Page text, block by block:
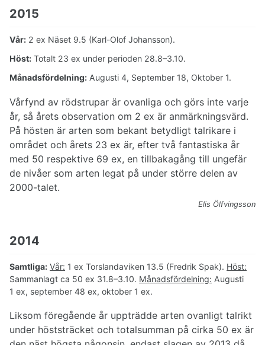
2015
Vår: 2 ex Näset 9.5 (Karl-Olof Johansson).
Höst: Totalt 23 ex under perioden 28.8–3.10.
Månadsfördelning: Augusti 4, September 18, Oktober 1.
Vårfynd av rödstrupar är ovanliga och görs inte varje
år, så årets observation om 2 ex är anmärkningsvärd.
På hösten är arten som bekant betydligt talrikare i
området och årets 23 ex är, efter två fantastiska år
med 50 respektive 69 ex, en tillbakagång till ungefär
de nivåer som arten legat på under större delen av
2000-talet.
Elis Ölfvingsson
2014
Samtliga: Vår: 1 ex Torslandaviken 13.5 (Fredrik Spak). Höst:
Sammanlagt ca 50 ex 31.8–3.10. Månadsfördelning: Augusti
1 ex, september 48 ex, oktober 1 ex.
Liksom föregående år uppträdde arten ovanligt talrikt
under höststräcket och totalsumman på cirka 50 ex är